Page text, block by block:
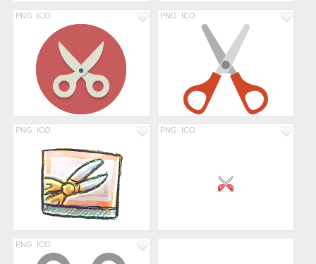
PNG ICO PNG ICO
PNG ICO PNG ICO
PNG ICO